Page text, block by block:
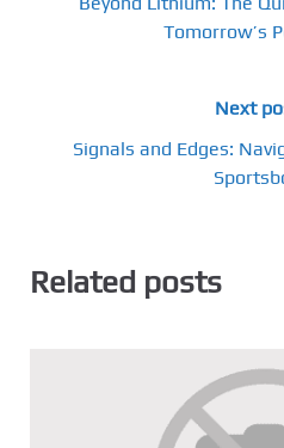
Tomorrow’s
Next
Signals and Edges:
Related posts